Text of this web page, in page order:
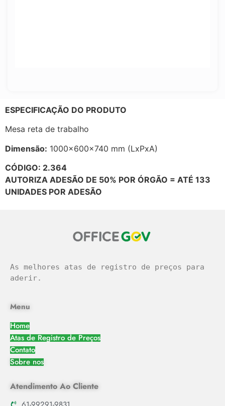
ESPECIFICAÇÃO DO PRODUTO
Mesa reta de trabalho
Dimensão: 1000x600x740 mm (LxPxA)
CÓDIGO: 2.364
AUTORIZA ADESÃO DE 50% POR ÓRGÃO = ATÉ 133
UNIDADES POR ADESÃO
As melhores atas de registro de preços para
aderir.
Menu
Home
Atas de Registro de Preços
Contato
Sobre nos
Atendimento Ao Cliente